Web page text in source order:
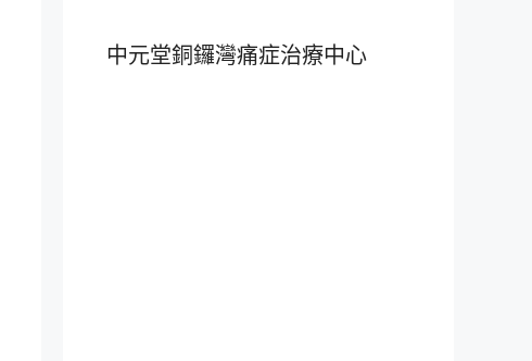
中元堂銅鑼灣痛症治療中心